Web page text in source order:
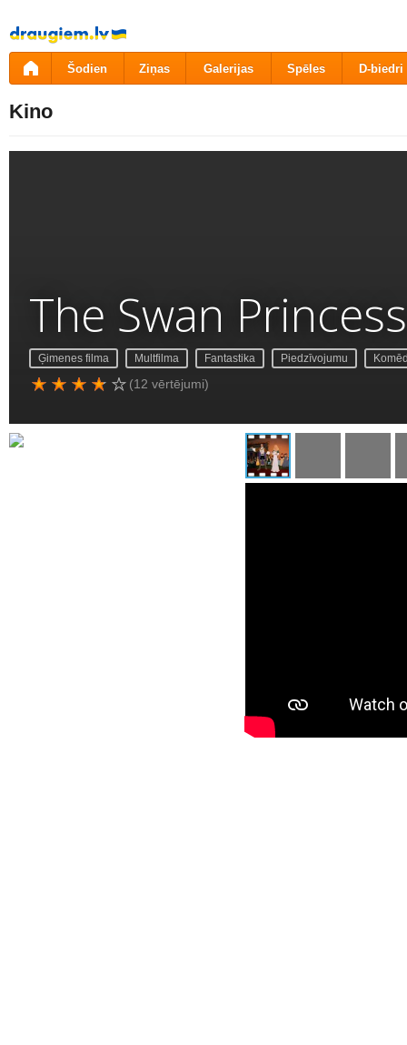
Pāriet
uz
saturu
Šodien Ziņas Galerijas Spēles D-biedri
Kino
The Swan Princess
Ģimenes filma Multfilma Fantastika Piedzīvojumu
(12 vērtējumi)